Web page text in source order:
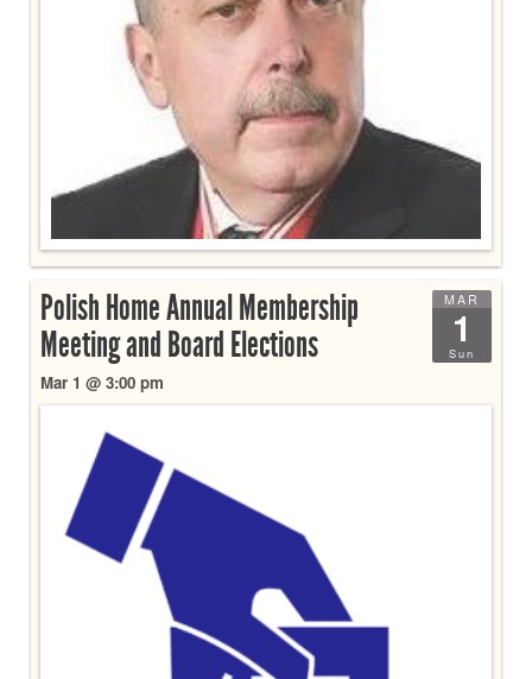
MAR
1
Sun
Polish Home Annual Membership
Meeting and Board Elections
Mar 1 @ 3:00 pm